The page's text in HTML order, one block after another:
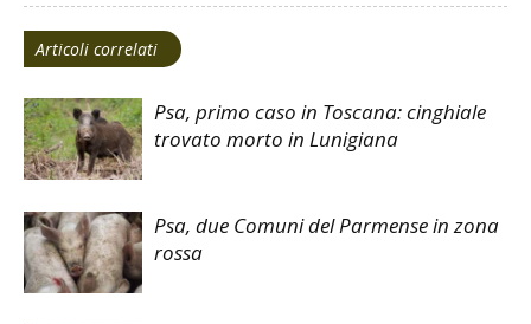
Articoli correlati
Psa, primo caso in Toscana: cinghiale
trovato morto in Lunigiana
Psa, due Comuni del Parmense in zona
rossa